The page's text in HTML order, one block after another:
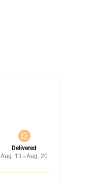
Delivered
Aug. 13 - Aug. 20